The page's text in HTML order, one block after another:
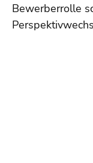
Bewerberrolle